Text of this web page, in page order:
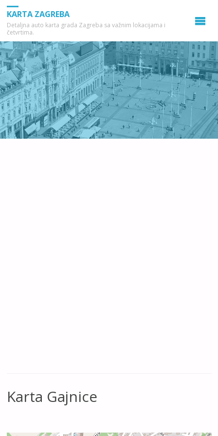
KARTA ZAGREBA
Detaljna auto karta grada Zagreba sa važnim lokacijama i
četvrtima.
Karta Gajnice